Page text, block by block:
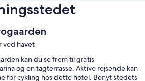
ved havet
kan du se frem til gratis
og en tagterrasse. Aktive rejsende kan
for cykling hos dette hotel. Benyt stedets